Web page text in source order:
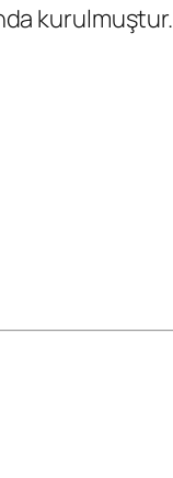
kurulmuştur.